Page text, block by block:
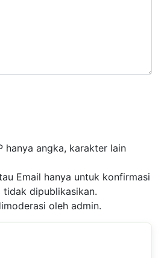
hanya angka, karakter lain
Email hanya untuk konfirmasi
tidak dipublikasikan.
oleh admin.